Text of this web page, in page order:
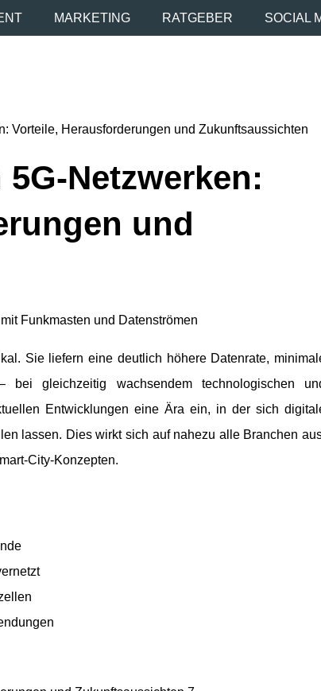
MARKETING RATGEBER SOCIAL
Vorteile, Herausforderungen und Zukunftsaussichten
Netzwerken:
und
Sie liefern eine deutlich höhere Datenrate,
gleichzeitig wachsendem technologischen
Entwicklungen eine Ära ein, in der sich
lassen. Dies wirkt sich auf nahezu alle Branchen
City-Konzepten.